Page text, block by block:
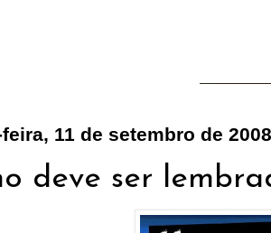
11 de setembro de 2008
deve ser